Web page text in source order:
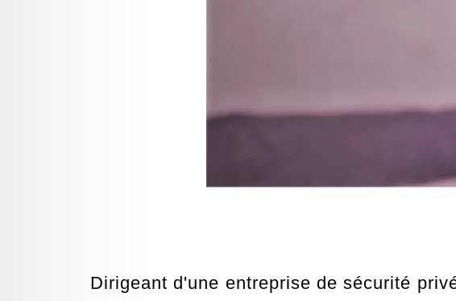
Dirigeant d'une entreprise de sécurité